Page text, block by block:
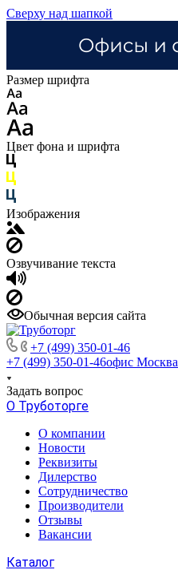
Сверху над шапкой
Размер шрифта
Цвет фона и шрифта
Изображения
Озвучивание текста
Обычная версия сайта
+7 (499) 350-01-46
+7 (499) 350-01-46офис Москва
Задать вопрос
О Труботорге
О компании
Новости
Реквизиты
Дилерство
Сотрудничество
Производители
Отзывы
Вакансии
Каталог